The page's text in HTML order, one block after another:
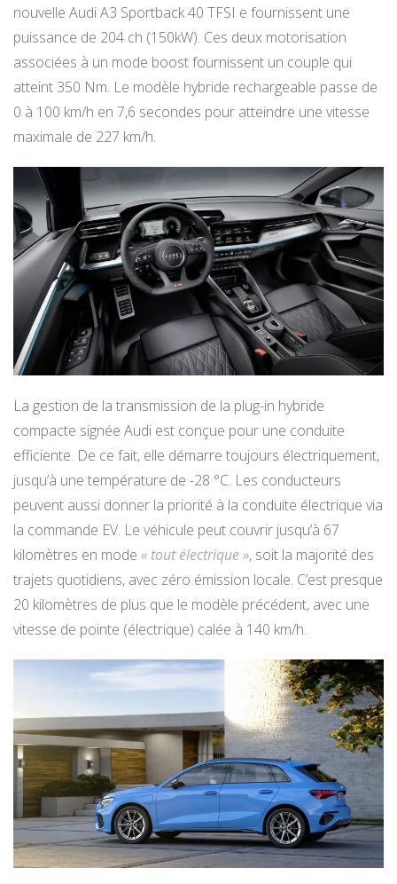
nouvelle Audi A3 Sportback 40 TFSI e fournissent une
puissance de 204 ch (150kW). Ces deux motorisation
associées à un mode boost fournissent un couple qui
atteint 350 Nm. Le modèle hybride rechargeable passe de
0 à 100 km/h en 7,6 secondes pour atteindre une vitesse
maximale de 227 km/h.
La gestion de la transmission de la plug-in hybride
compacte signée Audi est conçue pour une conduite
efficiente. De ce fait, elle démarre toujours électriquement,
jusqu’à une température de -28 °C. Les conducteurs
peuvent aussi donner la priorité à la conduite électrique via
la commande EV. Le véhicule peut couvrir jusqu’à 67
kilomètres en mode « tout électrique », soit la majorité des
trajets quotidiens, avec zéro émission locale. C’est presque
20 kilomètres de plus que le modèle précédent, avec une
vitesse de pointe (électrique) calée à 140 km/h.